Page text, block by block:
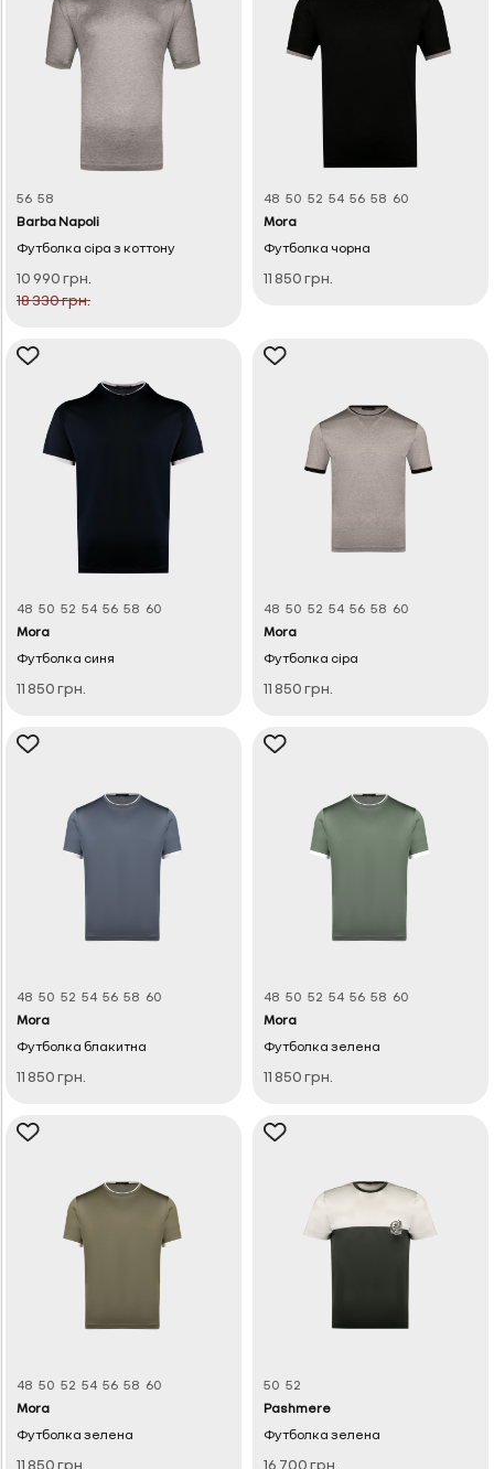
56 58
Barba Napoli
Футболка сіра з коттону
10 990 грн.
18 330 грн.
48 50 52 54 56 58 60
Mora
Футболка чорна
11 850 грн.
48 50 52 54 56 58 60
Mora
Футболка синя
11 850 грн.
48 50 52 54 56 58 60
Mora
Футболка сіра
11 850 грн.
48 50 52 54 56 58 60
Mora
Футболка блакитна
11 850 грн.
48 50 52 54 56 58 60
Mora
Футболка зелена
11 850 грн.
48 50 52 54 56 58 60
Mora
Футболка зелена
11 850 грн.
50 52
Pashmere
Футболка зелена
16 700 грн.